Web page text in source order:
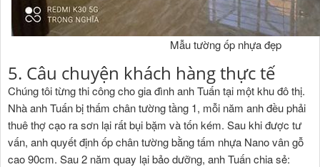
Mẫu tường ốp nhựa đẹp
5. Câu chuyện khách hàng thực tế
Chúng tôi từng thi công cho gia đình anh Tuấn tại một khu đô thị.
Nhà anh Tuấn bị thấm chân tường tầng 1, mỗi năm anh đều phải
thuê thợ cạo ra sơn lại rất bụi bặm và tốn kém. Sau khi được tư
vấn, anh quyết định ốp chân tường bằng tấm nhựa Nano vân gỗ
cao 90cm. Sau 2 năm quay lại bảo dưỡng, anh Tuấn chia sẻ: